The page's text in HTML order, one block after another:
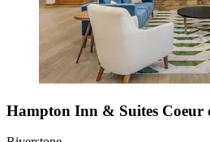
Hampton Inn & Suites Coeur